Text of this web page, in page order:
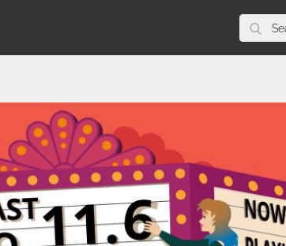
Search
for: